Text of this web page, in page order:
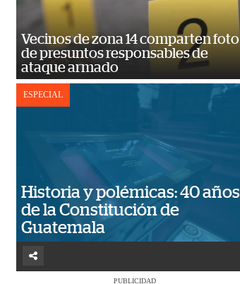
Vecinos de zona 14 comparten foto
de presuntos responsables de
ataque armado
ESPECIAL
Historia y polémicas: 40 años
de la Constitución de
Guatemala
PUBLICIDAD